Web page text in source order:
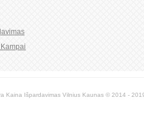
Kaina Išpardavimas Vilnius Kaunas © 2014 -